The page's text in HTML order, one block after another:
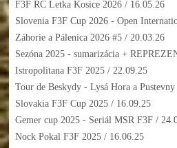
F3F RC Letka Kosice 2026/ 16.05.26
Slovenia F3F Cup 2026 - Open
Záhorie a Pálenica 2026 #5/ 20.03.26
Sezóna 2025 - sumarizácia +
Istropolitana F3F 2025/ 22.09.25
Tour de Beskydy - Lysá Hora a Pustevny
Slovakia F3F Cup 2025/ 16.09.25
Gemer cup 2025 - Seriál MSR F3F/
Nock Pokal F3F 2025/ 16.06.25